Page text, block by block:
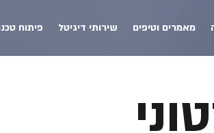
מאמרים וטיפים שירותי דיגיטל פיתוח